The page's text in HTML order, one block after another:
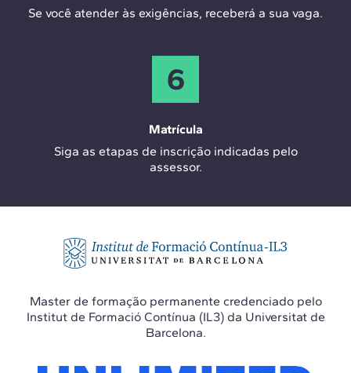
Se você atender às exigências, receberá a sua vaga.
6
Matrícula
Siga as etapas de inscrição indicadas pelo
assessor.
Master de formação permanente credenciado pelo
Institut de Formació Contínua (IL3) da Universitat de
Barcelona.